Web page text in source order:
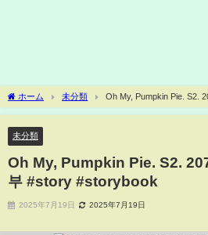
ホーム 未分類
Oh My, Pumpkin Pie. S2. 2073. #영어책 #영어공부 #story
#storybook
未分類
Oh My, Pumpkin Pie. S2.
부 #story #storybook
2025年7月19日 2025年7月19日